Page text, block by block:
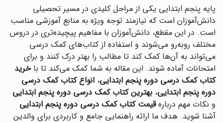
پایه پنجم ابتدایی یکی از مراحل کلیدی در مسیر تحصیلی
دانش‌آموزان است که نیازمند توجه ویژه به منابع آموزشی مناسب
است. در این مقطع، دانش‌آموزان با مفاهیم پیچیده‌تری در دروس
مختلف روبه‌رو می‌شوند و استفاده از کتاب‌های کمک درسی
می‌تواند به آن‌ها کمک کند تا مطالب را بهتر درک کنند و برای
امتحانات آماده شوند. این مقاله به شما کمک می‌کند تا باخرید
کتاب کمک درسی دوره پنجم ابتدایی، انواع کتاب کمک درسی
دوره پنجم ابتدایی، بهترین کتاب کمک درسی دوره پنجم ابتدایی
و نکات مهم دربارهقیمت کتاب کمک درسی دوره پنجم ابتدایی
آشنا شوید. هدف ما ارائه راهنمایی جامع و کاربردی برای والدین